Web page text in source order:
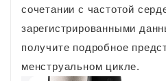
сочетании с частотой
зарегистрированными
получите подробное
менструальном цикле.